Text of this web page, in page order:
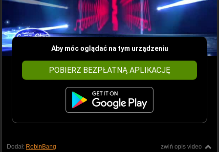
Aby móc oglądać na tym urządzeniu
POBIERZ BEZPŁATNĄ APLIKACJĘ
zwiń opis video
Dodał: RobinBang